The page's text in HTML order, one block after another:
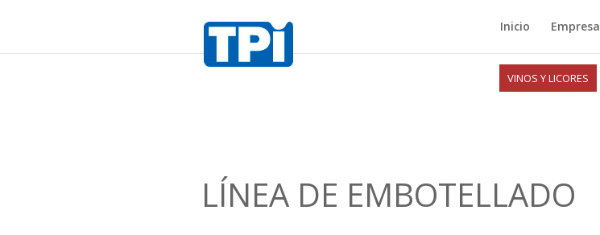
Inicio Empresa
VINOS Y LICORES
LÍNEA DE EMBOTELLADO